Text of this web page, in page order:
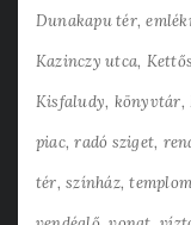
Dunakapu tér
Kazinczy utca
Kisfaludy könyvtár
piac radó sziget
tér színház